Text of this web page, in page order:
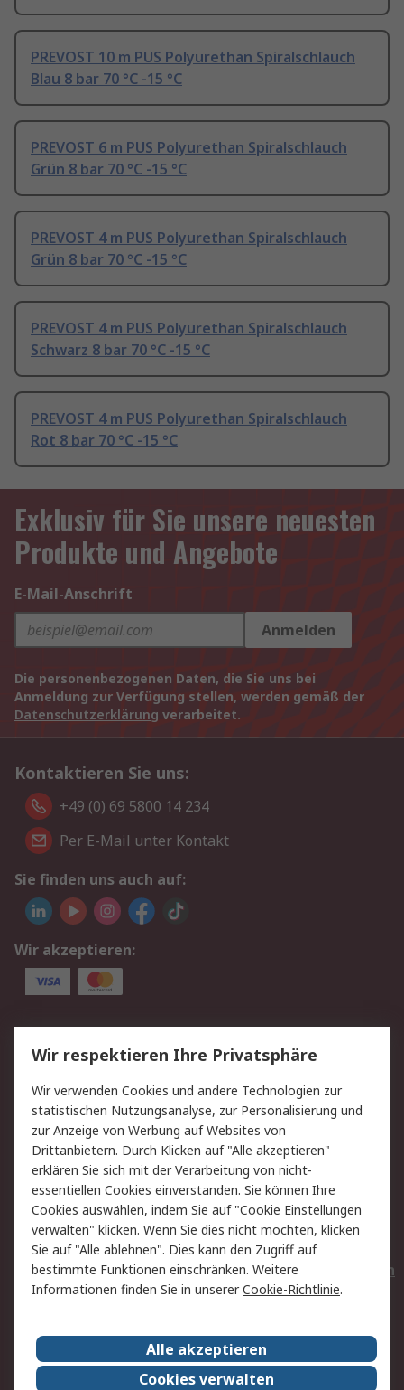
PREVOST 10 m PUS Polyurethan Spiralschlauch
Blau 8 bar 70 °C -15 °C
PREVOST 6 m PUS Polyurethan Spiralschlauch
Grün 8 bar 70 °C -15 °C
PREVOST 4 m PUS Polyurethan Spiralschlauch
Grün 8 bar 70 °C -15 °C
PREVOST 4 m PUS Polyurethan Spiralschlauch
Schwarz 8 bar 70 °C -15 °C
PREVOST 4 m PUS Polyurethan Spiralschlauch
Rot 8 bar 70 °C -15 °C
Exklusiv für Sie unsere neuesten
Produkte und Angebote
E-Mail-Anschrift
Anmelden
Die personenbezogenen Daten, die Sie uns bei
Anmeldung zur Verfügung stellen, werden gemäß der
Datenschutzerklärung verarbeitet.
Kontaktieren Sie uns:
+49 (0) 69 5800 14 234
Per E-Mail unter Kontakt
Sie finden uns auch auf:
Wir akzeptieren:
Service
Value Added Services
Lieferlösungen
Rücksendungen
Kontakt
Hilfe
Privatkunden
Rechtliches
AGB
Datenschutz
Cookie-Richtlinie
Zahlungsbedingungen
Copyright/Impressum
Entsorgung
Elektrogeräte/Batterien
RS weltweit
Karriere bei RS
Nachhaltigkeit
Wir respektieren Ihre Privatsphäre
Wir verwenden Cookies und andere Technologien zur
statistischen Nutzungsanalyse, zur Personalisierung und
zur Anzeige von Werbung auf Websites von
Drittanbietern. Durch Klicken auf "Alle akzeptieren"
erklären Sie sich mit der Verarbeitung von nicht-
essentiellen Cookies einverstanden. Sie können Ihre
Cookies auswählen, indem Sie auf "Cookie Einstellungen
verwalten" klicken. Wenn Sie dies nicht möchten, klicken
Sie auf "Alle ablehnen". Dies kann den Zugriff auf
bestimmte Funktionen einschränken. Weitere
Informationen finden Sie in unsererCookie-Richtlinie.
Alle akzeptieren
Cookies verwalten